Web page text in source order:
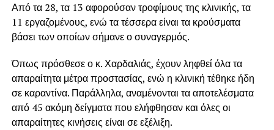
Από τα 28, τα 13 αφορούσαν τροφίμους της κλινικής, τα
11 εργαζομένους, ενώ τα τέσσερα είναι τα κρούσματα
βάσει των οποίων σήμανε ο συναγερμός.
Όπως πρόσθεσε ο κ. Χαρδαλιάς, έχουν ληφθεί όλα τα
απαραίτητα μέτρα προστασίας, ενώ η κλινική τέθηκε ήδη
σε καραντίνα. Παράλληλα, αναμένονται τα αποτελέσματα
από 45 ακόμη δείγματα που ελήφθησαν και όλες οι
απαραίτητες κινήσεις είναι σε εξέλιξη.